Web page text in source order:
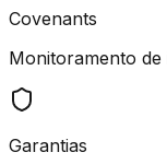
Covenants
Monitoramento de
Garantias